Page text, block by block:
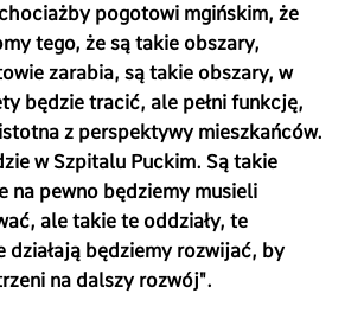
pogotowi mgińskim, że
tego, że są takie obszary,
zarabia, są takie obszary, w
będzie tracić, ale pełni funkcję,
z perspektywy mieszkańców.
w Szpitalu Puckim. Są takie
na pewno będziemy musieli
ale takie te oddziały, te
działają będziemy rozwijać, by
na dalszy rozwój".